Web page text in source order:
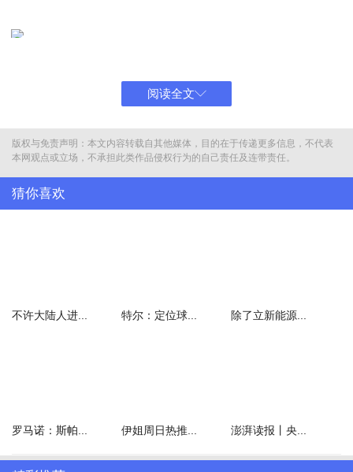
阅读全文
版权与免责声明：本文内容转载自其他媒体，目的在于传递更多信息，不代表
本网观点或立场，不承担此类作品侵权行为的自己责任及连带责任。
猜你喜欢
不许大陆人进... 特尔：定位球... 除了立新能源...
罗马诺：斯帕... 伊姐周日热推... 澎湃读报丨央...